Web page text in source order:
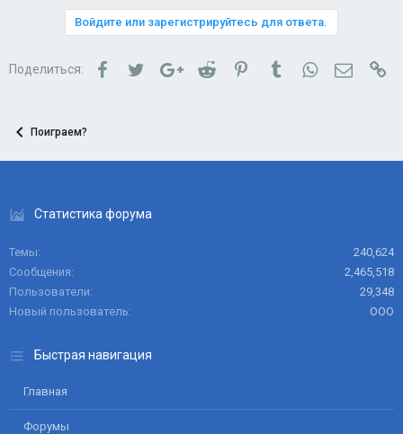
Войдите или зарегистрируйтесь для ответа.
Поделиться: FacebookTwitterGoogle+Reddit PinterestTumblrWhatsApp
Поиграем?
Статистика форума
Темы
240,624
Сообщения
2,465,518
Пользователи
29,348
Новый пользователь
ООО
Быстрая навигация
Главная
Форумы